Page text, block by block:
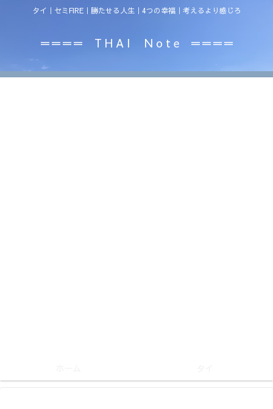
タイ｜セミFIRE｜勝たせる人生｜4つの幸福｜考えるより感じろ
＝＝＝＝ T H A I N o t e ＝＝＝＝